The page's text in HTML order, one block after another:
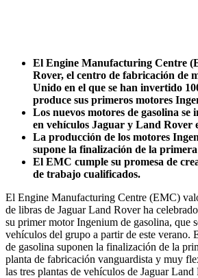
El Engine Manufacturing Centre
Rover, el centro de fabricación de
Unido en el que se han invertido
produce sus primeros motores
Los nuevos motores de gasolina
en vehículos Jaguar y Land Rover
La producción de los motores
supone la finalización de la
El EMC cumple su promesa de
de trabajo cualificados.
El Engine Manufacturing Centre (EMC)
de libras de Jaguar Land Rover ha
su primer motor Ingenium de gasolina, que
vehículos del grupo a partir de este verano.
de gasolina suponen la finalización de la
planta de fabricación vanguardista y muy
las tres plantas de vehículos de Jaguar